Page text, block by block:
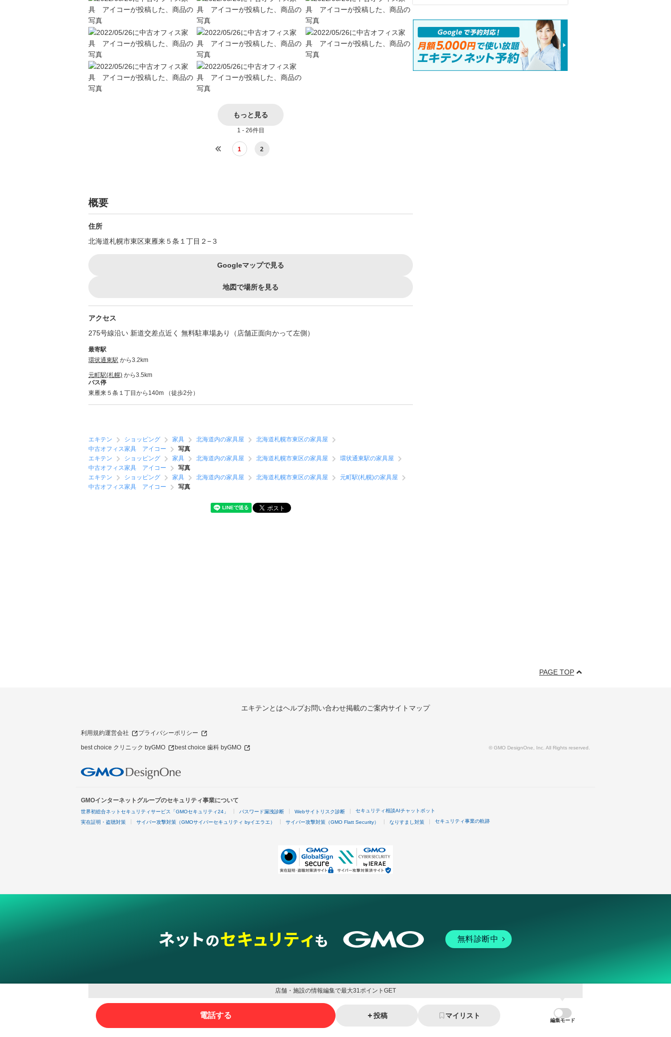
もっと見る
1 - 26件目
1 2
概要
住所
北海道札幌市東区東雁来５条１丁目２−３
Googleマップで見る
地図で場所を見る
アクセス
275号線沿い 新道交差点近く 無料駐車場あり（店舗正面向かって左側）
最寄駅
環状通東駅 から3.2km
元町駅(札幌) から3.5km
バス停
東雁来５条１丁目から140m （徒歩2分）
エキテン ショッピング 家具 北海道内の家具屋
北海道札幌市東区の家具屋
中古オフィス家具 アイコー
写真
エキテン
ショッピング 家具 北海道内の家具屋 北海道札幌市東区の家具屋
環状通東駅の家具屋
中古オフィス家具 アイコー
写真
エキテン
ショッピング 家具 北海道内の家具屋 北海道札幌市東区の家具屋
元町駅(札幌)の家具屋
中古オフィス家具 アイコー
写真
PAGE TOP
エキテンとはヘルプお問い合わせ掲載のご案内サイトマップ
利用規約運営会社 プライバシーポリシー
best choice クリニック byGMO best choice 歯科 byGMO © GMO DesignOne, Inc. All Rights reserved.
GMOインターネットグループのセキュリティ事業について
世界初総合ネットセキュリティサービス「GMOセキュリティ24」 パスワード漏洩診断 Webサイトリスク診断 セキュリティ相談AIチャットボット
実在証明・盗聴対策 サイバー攻撃対策（GMOサイバーセキュリティ byイエラエ） サイバー攻撃対策（GMO Flatt Security） なりすまし対策 セキュリティ事業の軌跡
無料診断中
グループサービス
インターネットサービス マーケティング支援
店舗・施設の情報編集で最大31ポイントGET
電話する 投稿 マイリスト
編集モード